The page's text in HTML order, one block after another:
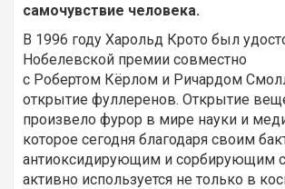
самочувствие человека.
В 1996 году Харольд Крото был
Нобелевской премии совместно
с Робертом Кёрлом и Ричардом
открытие фуллеренов. Открытие
произвело фурор в мире науки и
которое сегодня благодаря своим
антиоксидирующим и сорбирующим
активно используется не только в